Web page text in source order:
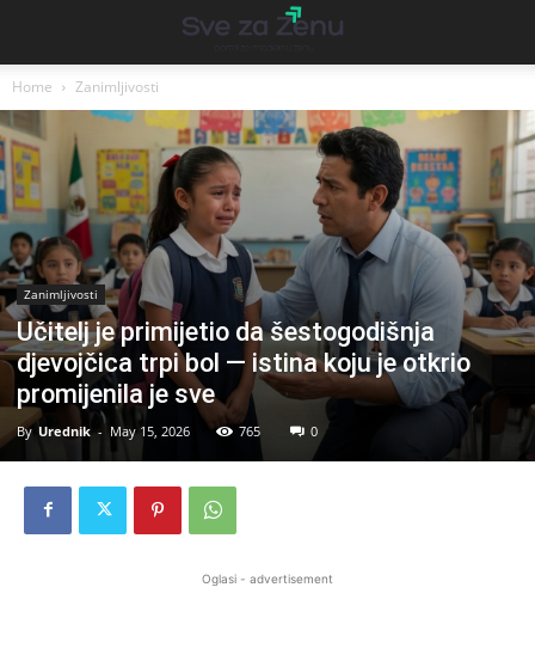
Home Zanimljivosti
Zanimljivosti
Učitelj je primijetio da šestogodišnja
djevojčica trpi bol — istina koju je otkrio
promijenila je sve
By Urednik - May 15, 2026 765 0
Oglasi - advertisement